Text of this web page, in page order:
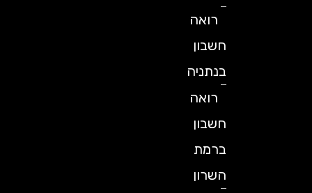
רואה
חשבון
בנתניה
רואה
חשבון
ברמת
השרון